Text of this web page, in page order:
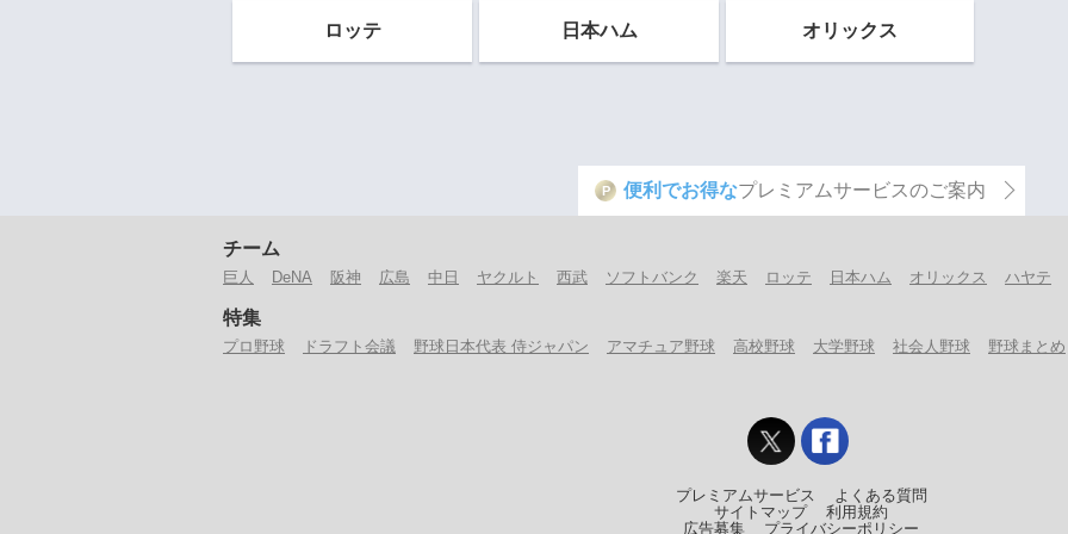
ロッテ 日本ハム オリックス
P 便利でお得なプレミアムサービスのご案内
チーム
巨人 DeNA 阪神 広島 中日 ヤクルト 西武 ソフトバンク 楽天 ロッテ 日本ハム オリックス ハヤテ
特集
プロ野球 ドラフト会議 野球日本代表 侍ジャパン アマチュア野球 高校野球 大学野球 社会人野球 野球まとめ
プレミアムサービス
よくある質問
サイトマップ
利用規約
広告募集
プライバシーポリシー